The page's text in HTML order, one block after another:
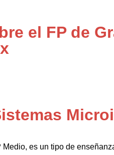
el FP de
es un tipo de